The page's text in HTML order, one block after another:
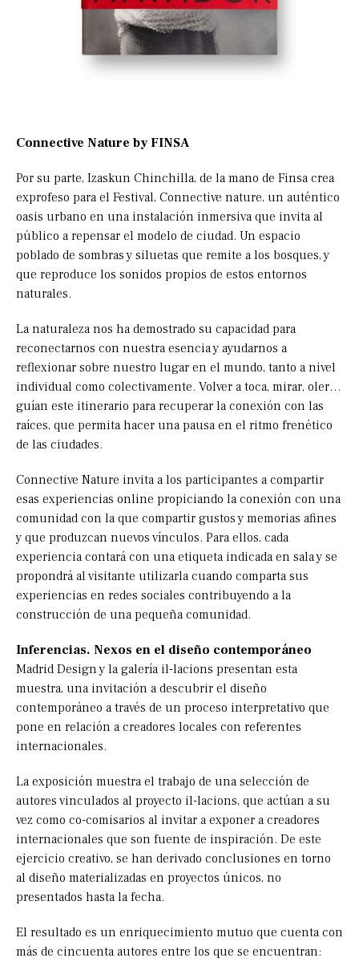
Connective Nature by FINSA
Por su parte, Izaskun Chinchilla, de la mano de Finsa crea
exprofeso para el Festival, Connective nature, un auténtico
oasis urbano en una instalación inmersiva que invita al
público a repensar el modelo de ciudad. Un espacio
poblado de sombras y siluetas que remite a los bosques, y
que reproduce los sonidos propios de estos entornos
naturales.
La naturaleza nos ha demostrado su capacidad para
reconectarnos con nuestra esencia y ayudarnos a
reflexionar sobre nuestro lugar en el mundo, tanto a nivel
individual como colectivamente. Volver a toca, mirar, oler…
guían este itinerario para recuperar la conexión con las
raíces, que permita hacer una pausa en el ritmo frenético
de las ciudades.
Connective Nature invita a los participantes a compartir
esas experiencias online propiciando la conexión con una
comunidad con la que compartir gustos y memorias afines
y que produzcan nuevos vínculos. Para ellos, cada
experiencia contará con una etiqueta indicada en sala y se
propondrá al visitante utilizarla cuando comparta sus
experiencias en redes sociales contribuyendo a la
construcción de una pequeña comunidad.
Inferencias. Nexos en el diseño contemporáneo
Madrid Design y la galería il-lacions presentan esta
muestra, una invitación a descubrir el diseño
contemporáneo a través de un proceso interpretativo que
pone en relación a creadores locales con referentes
internacionales.
La exposición muestra el trabajo de una selección de
autores vinculados al proyecto il-lacions, que actúan a su
vez como co-comisarios al invitar a exponer a creadores
internacionales que son fuente de inspiración. De este
ejercicio creativo, se han derivado conclusiones en torno
al diseño materializadas en proyectos únicos, no
presentados hasta la fecha.
El resultado es un enriquecimiento mutuo que cuenta con
más de cincuenta autores entre los que se encuentran: